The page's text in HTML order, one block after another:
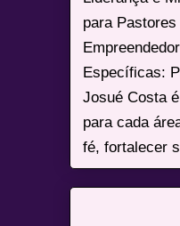
para
Específicas:
Josué Costa
para cada
fé, fortalecer